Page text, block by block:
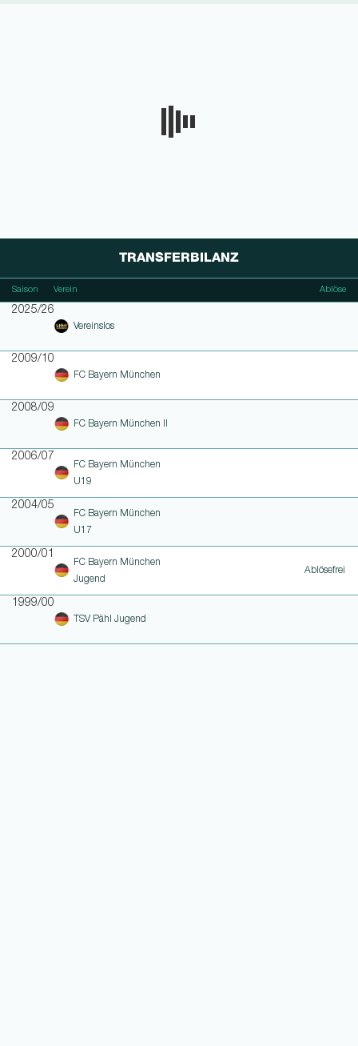
TRANSFERBILANZ
Saison Verein Ablöse
2025/26
Vereinslos
2009/10
FC Bayern München
2008/09
FC Bayern München II
2006/07
FC Bayern München
U19
2004/05
FC Bayern München
U17
2000/01
FC Bayern München
Jugend
Ablösefrei
1999/00
TSV Pähl Jugend